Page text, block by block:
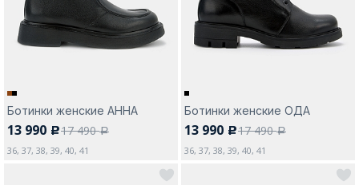
Ботинки женские АННА
13 990 c17 490a
36, 37, 38, 39, 40, 41
Ботинки женские ОДА
13 990 c17 490a
36, 37, 38, 39, 40, 41